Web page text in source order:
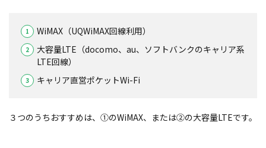
WiMAX（UQWiMAX回線利用）
大容量LTE（docomo、au、ソフトバンクのキャリア系
LTE回線）
キャリア直営ポケットWi-Fi
３つのうちおすすめは、①のWiMAX、または②の大容量LTEです。